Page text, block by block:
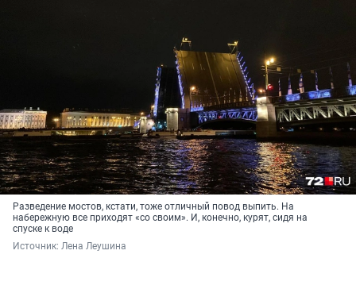
Разведение мостов, кстати, тоже отличный повод выпить. На
набережную все приходят «со своим». И, конечно, курят, сидя на
спуске к воде
Источник: Лена Леушина